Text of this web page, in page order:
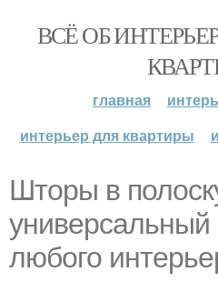
ВСЁ ОБ
главная
интерьер для квартиры
Шторы в
универсальный
любого